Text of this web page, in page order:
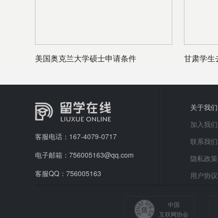
美国奥克兰大学硕士申请条件
甘肃学生
客服电话：167-4079-0717
电子邮箱：756005163@qq.com
客服QQ：756005163
关于我们
加入我们
联系我们
隐私政策
用户协议
中国
互联网协会